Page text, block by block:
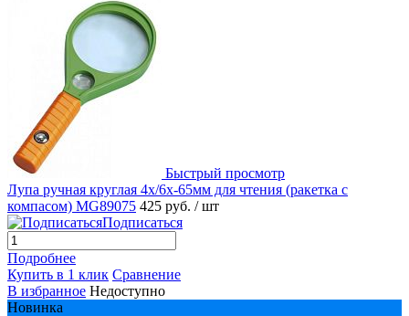
Быстрый просмотр
Лупа ручная круглая 4x/6х-65мм для чтения (ракетка с
компасом) MG89075 425 руб. / шт
Подписаться
Подробнее
Купить в 1 клик Сравнение
В избранное Недоступно
Новинка